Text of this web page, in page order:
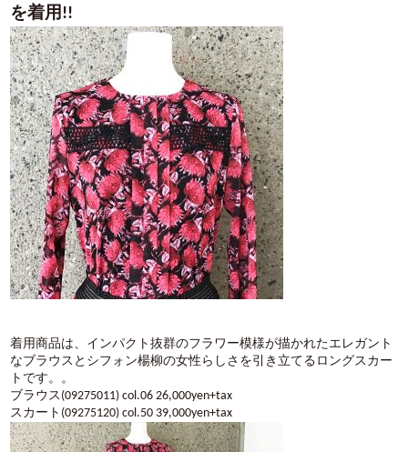
を着用!!
着用商品は、インパクト抜群のフラワー模様が描かれたエレガント
なブラウスとシフォン楊柳の女性らしさを引き立てるロングスカー
トです。。
ブラウス(09275011) col.06 26,000yen+tax
スカート(09275120) col.50 39,000yen+tax